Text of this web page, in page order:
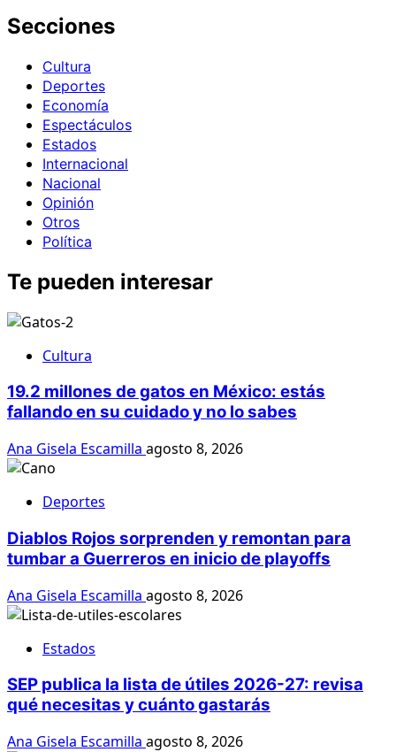
Secciones
Cultura
Deportes
Economía
Espectáculos
Estados
Internacional
Nacional
Opinión
Otros
Política
Te pueden interesar
Cultura
19.2 millones de gatos en México: estás
fallando en su cuidado y no lo sabes
Ana Gisela Escamilla agosto 8, 2026
Deportes
Diablos Rojos sorprenden y remontan para
tumbar a Guerreros en inicio de playoffs
Ana Gisela Escamilla agosto 8, 2026
Estados
SEP publica la lista de útiles 2026-27: revisa
qué necesitas y cuánto gastarás
Ana Gisela Escamilla agosto 8, 2026